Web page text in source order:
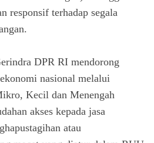
responsif terhadap segala
DPR RI mendorong
nasional melalui
Kecil dan Menengah
akses kepada jasa
atau